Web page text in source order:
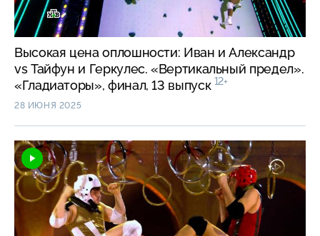
Высокая цена оплошности: Иван и Александр
vs Тайфун и Геркулес. «Вертикальный предел».
«Гладиаторы», финал, 13 выпуск 12+
28 ИЮНЯ 2025